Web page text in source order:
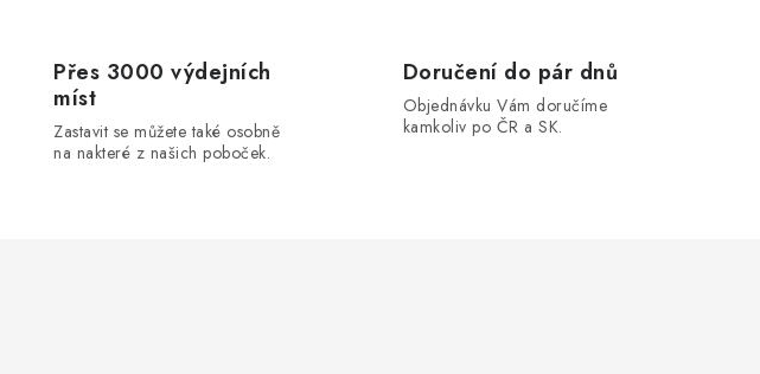
Přes 3000 výdejních
míst
Zastavit se můžete také osobně
na nakteré z našich poboček.
Doručení do pár dnů
Objednávku Vám doručíme
kamkoliv po ČR a SK.